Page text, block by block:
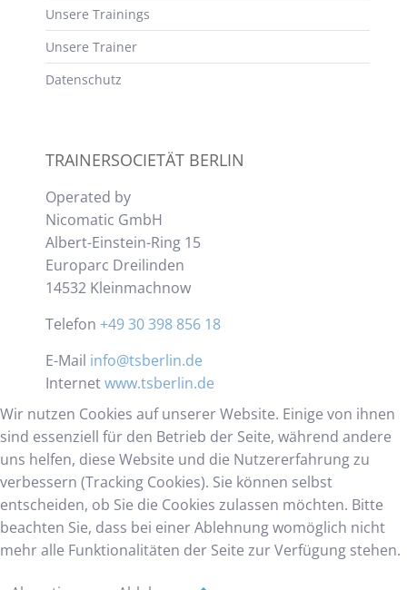
Unsere Trainings
Unsere Trainer
Datenschutz
TRAINERSOCIETÄT BERLIN
Operated by
Nicomatic GmbH
Albert-Einstein-Ring 15
Europarc Dreilinden
14532 Kleinmachnow
Telefon +49 30 398 856 18
E-Mail info@tsberlin.de
Internetwww.tsberlin.de
Wir nutzen Cookies auf unserer Website. Einige von ihnen
sind essenziell für den Betrieb der Seite, während andere
uns helfen, diese Website und die Nutzererfahrung zu
verbessern (Tracking Cookies). Sie können selbst
entscheiden, ob Sie die Cookies zulassen möchten. Bitte
beachten Sie, dass bei einer Ablehnung womöglich nicht
mehr alle Funktionalitäten der Seite zur Verfügung stehen.